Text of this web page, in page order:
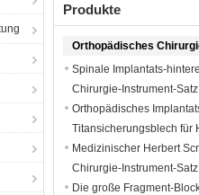
Produkte
Orthopädisches
Spinale Implantats-
Chirurgie-Instrument-Satz
Orthopädisches
Titansicherungsblech für
Medizinischer Herbert
Chirurgie-Instrument-Satz
Die große Fragment-